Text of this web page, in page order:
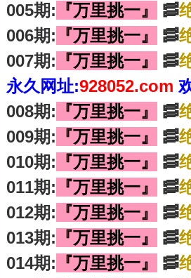
005期: 『万里挑一』 🥓
006期: 『万里挑一』 🥓
007期: 『万里挑一』 🥓
永久网址:928052.com
008期: 『万里挑一』 🥓
009期: 『万里挑一』 🥓
010期: 『万里挑一』 🥓
011期: 『万里挑一』 🥓
012期: 『万里挑一』 🥓
013期: 『万里挑一』 🥓
014期: 『万里挑一』 🥓